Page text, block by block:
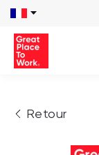
Retour